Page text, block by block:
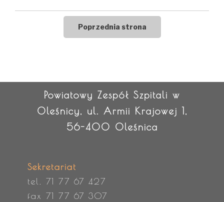
Powiatowy Zespół Szpitali w
Oleśnicy, ul. Armii Krajowej 1,
56-400 Oleśnica
Sekretariat
tel. 71 77 67 427
fax 71 77 67 307